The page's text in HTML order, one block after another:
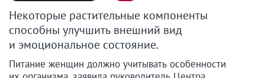
Некоторые растительные компоненты
способны улучшить внешний вид
и эмоциональное состояние.
Питание женщин должно учитывать особенности